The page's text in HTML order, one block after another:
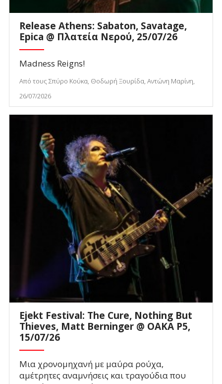
Release Athens: Sabaton, Savatage,
Epica @ Πλατεία Νερού, 25/07/26
Madness Reigns!
Από τους Σπύρο Κούκα, Θοδωρή Ξουρίδα, Αντώνη Μαρίνη,
26/07/2026
Ejekt Festival: The Cure, Nothing But
Thieves, Matt Berninger @ ΟΑΚΑ P5,
15/07/26
Μια χρονομηχανή με μαύρα ρούχα,
αμέτρητες αναμνήσεις και τραγούδια που